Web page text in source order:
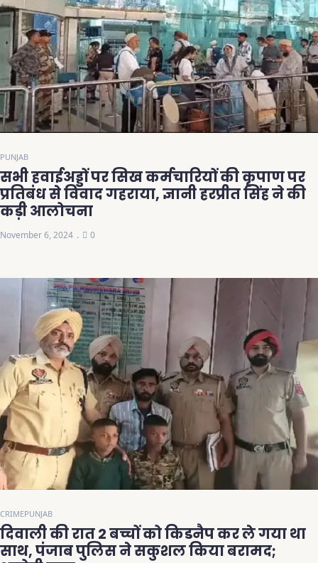
PUNJAB
सभी हवाईअड्डों पर सिख कर्मचारियों की कृपाण पर
प्रतिबंध से विवाद गहराया, ज्ञानी हरप्रीत सिंह ने की
कड़ी आलोचना
November 6, 2024 0
CRIMEPUNJAB
दिवाली की रात 2 बच्चों को किडनैप कर ले गया था
साथ, पंजाब पुलिस ने सकुशल किया बरामद;